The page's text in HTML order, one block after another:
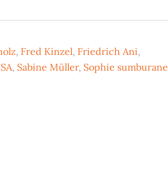
, Fred Kinzel, Friedrich Ani,
, Sabine Müller, Sophie sumburane